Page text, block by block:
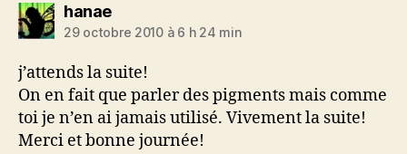
hanaedit :
29 octobre 2010 à 6 h 24 min
j’attends la suite!
On en fait que parler des pigments mais comme
toi je n’en ai jamais utilisé. Vivement la suite!
Merci et bonne journée!